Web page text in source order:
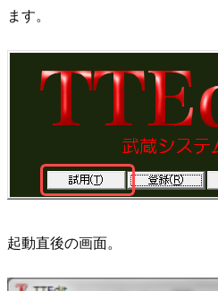
ます。
起動直後の画面。